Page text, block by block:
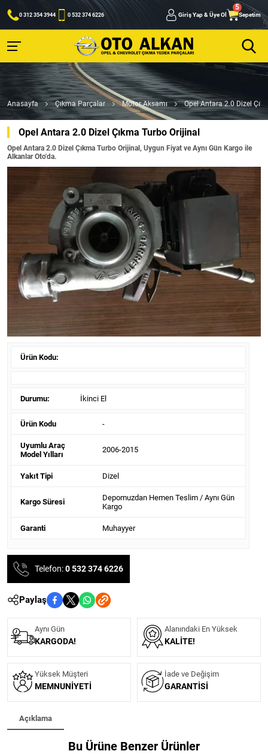
0 312 354 3944 0 532 374 6226 Giriş Yap & Üye Ol Sepetim
Anasayfa Çıkma Parçalar Motor Aksamı Opel Antara 2.0 Dizel
Opel Antara 2.0 Dizel Çıkma Turbo Orijinal
Opel Antara 2.0 Dizel Çıkma Turbo Orijinal, Uygun Fiyat ve Aynı Gün Kargo ile
Alkanlar Oto'da.
Ürün Kodu:
Durumu: İkinci El
Ürün Kodu -
Uyumlu Araç
Model Yılları
2006-2015
Yakıt Tipi Dizel
Kargo Süresi
Depomuzdan Hemen Teslim / Aynı Gün
Kargo
Garanti Muhayyer
Telefon:0 532 374 6226
Paylaş
Aynı Gün
KARGODA!
Alanındaki En Yüksek
KALITE!
Yüksek Müşteri
MEMNUNIYETI
İade ve Değişim
GARANTISI
Açıklama
Bu Ürüne Benzer Ürünler